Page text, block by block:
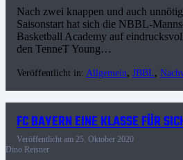
Nach zwei knappen und auch
Saisonstart hat sich die NBBL-
Basketball Academy auf
den TenneT Young…
Veröffentlicht in: Allgemein, JBBL,
FC BAYERN EINE KLASSE FÜR
Veröffentlicht am 25. Oktober 2020
Dino Reisner